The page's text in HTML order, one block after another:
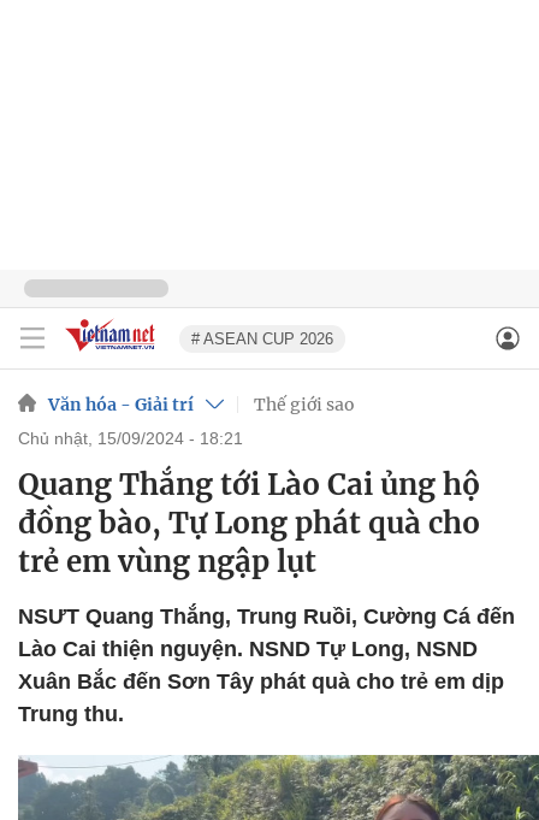
# ASEAN CUP 2026
Văn hóa - Giải trí Thế giới sao
chủ nhật, 15/09/2024 - 18:21
Quang Thắng tới Lào Cai ủng hộ
đồng bào, Tự Long phát quà cho
trẻ em vùng ngập lụt
NSƯT Quang Thắng, Trung Ruồi, Cường Cá đến
Lào Cai thiện nguyện. NSND Tự Long, NSND
Xuân Bắc đến Sơn Tây phát quà cho trẻ em dịp
Trung thu.